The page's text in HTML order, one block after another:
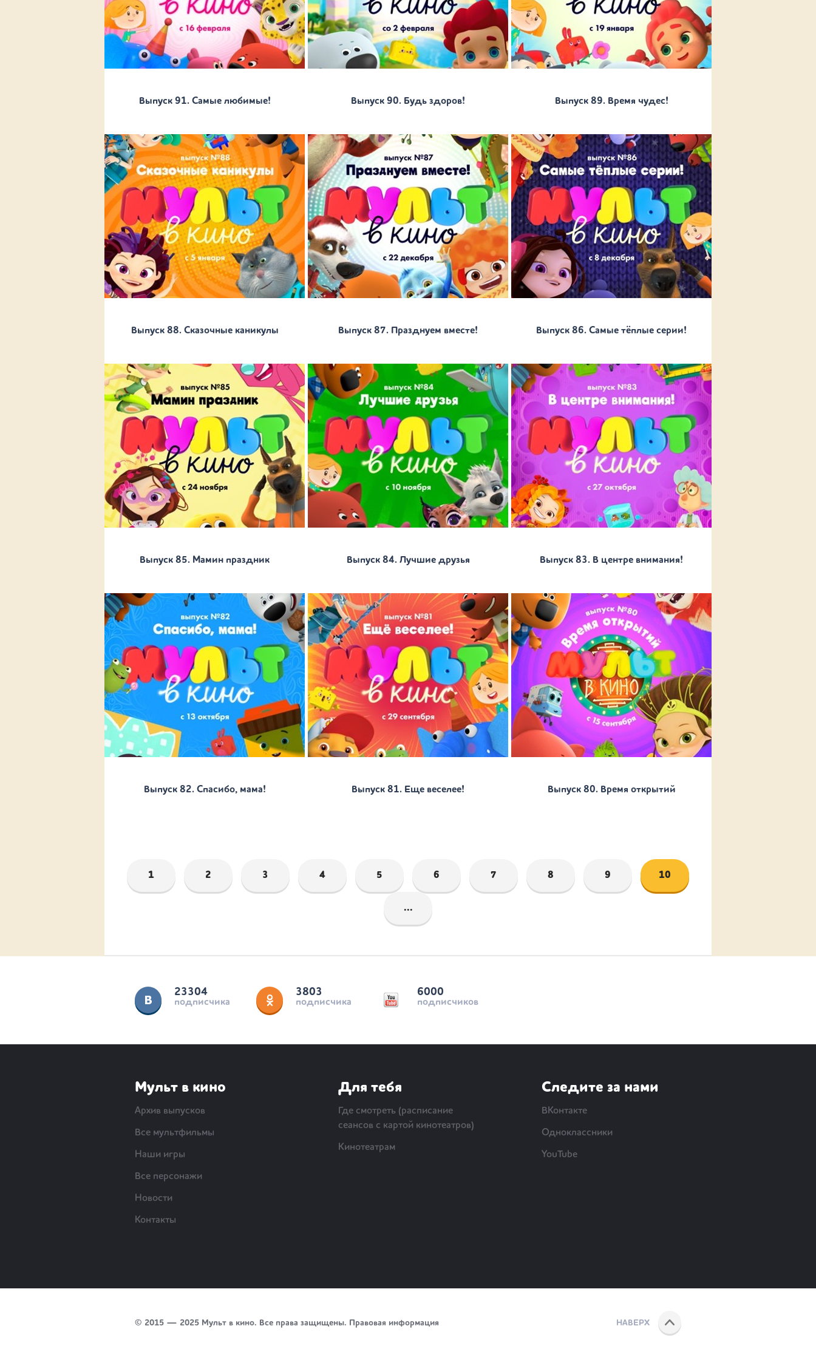
Выпуск 91. Самые любимые! Выпуск 90. Будь здоров! Выпуск 89. Время чудес!
Выпуск 88. Сказочные каникулы Выпуск 87. Празднуем вместе! Выпуск 86. Самые тёплые серии!
Выпуск 85. Мамин праздник Выпуск 84. Лучшие друзья Выпуск 83. В центре внимания!
Выпуск 82. Спасибо, мама! Выпуск 81. Еще веселее! Выпуск 80. Время открытий
1 2 3 4 5 6 7 8 9 10
...
23304
подписчика
3803
подписчика
6000
подписчиков
Мульт в кино
Архив выпусков
Все мультфильмы
Наши игры
Все персонажи
Новости
Контакты
Для тебя
Где смотреть (расписание
сеансов с картой кинотеатров)
Кинотеатрам
Следите за нами
ВКонтакте
Одноклассники
YouTube
© 2015 — 2025 Мульт в кино. Все права защищены. Правовая информация НАВЕРХ